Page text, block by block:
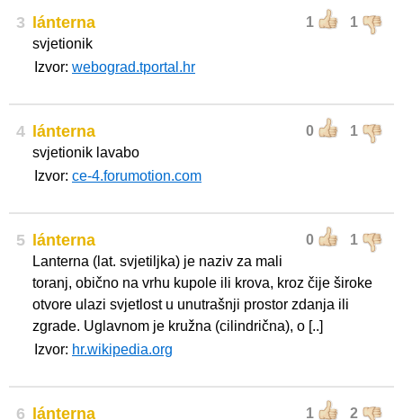
3 1 1
lánterna
svjetionik
Izvor: webograd.tportal.hr
4 0 1
lánterna
svjetionik lavabo
Izvor: ce-4.forumotion.com
5 0 1
lánterna
Lanterna (lat. svjetiljka) je naziv za mali
toranj, obično na vrhu kupole ili krova, kroz čije široke
otvore ulazi svjetlost u unutrašnji prostor zdanja ili
zgrade. Uglavnom je kružna (cilindrična), o [..]
Izvor: hr.wikipedia.org
6 1 2
lánterna